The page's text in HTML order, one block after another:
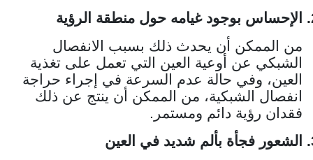
الإحساس بوجود غيامه حول منطقة الرؤية
من الممكن أن يحدث ذلك بسبب الانفصال
الشبكي عن أوعية العين التي تعمل على تغذية
العين، وفي حالة عدم السرعة في إجراء حراجة
انفصال الشبكية، من الممكن أن ينتج عن ذلك
فقدان رؤية دائم ومستمر.
الشعور فجأة بألم شديد في العين